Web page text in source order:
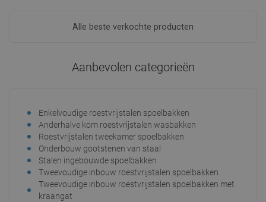
_LSCESIEND_
favorite_border Favoriet Vergelijk
Alle beste verkochte producten
Aanbevolen categorieën
Enkelvoudige roestvrijstalen spoelbakken
Anderhalve kom roestvrijstalen wasbakken
Roestvrijstalen tweekamer spoelbakken
Onderbouw gootstenen van staal
Stalen ingebouwde spoelbakken
Tweevoudige inbouw roestvrijstalen spoelbakken
Tweevoudige inbouw roestvrijstalen spoelbakken met
kraangat